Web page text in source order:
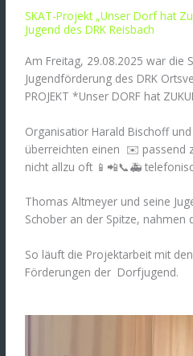
SKAT-Projekt „Unser Dorf hat
Jugend des DRK Reisbach
Am Freitag, 29.08.2025 war die
Jugendförderung des DRK
PROJEKT *Unser DORF hat
Organisatior Harald Bischoff
überreichten einen ✉️ passend
nicht allzu oft 📱📲📞🚑
Thomas Altmeyer und seine
Schober an der Spitze, nahmen
So läuft die Projektarbeit mit
Förderungen der Dorfjugend.